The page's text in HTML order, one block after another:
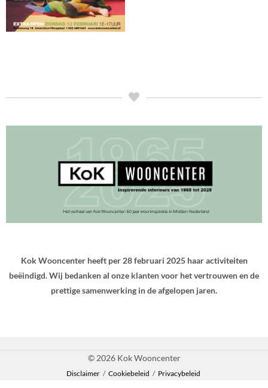
Kok Wooncenter heeft per 28 februari 2025 haar activiteiten
beëindigd. Wij bedanken al onze klanten voor het vertrouwen en de
prettige samenwerking in de afgelopen jaren.
© 2026 Kok Wooncenter
Disclaimer / Cookiebeleid / Privacybeleid